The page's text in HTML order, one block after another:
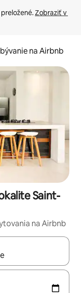
Zobraziť v
na Airbnb
Saint-
na Airbnb
si ich prechádzať